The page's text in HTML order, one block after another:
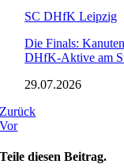
SC DHfK Leipzig
Die Finals:
DHfK-Aktive am
29.07.2026
Zurück
Vor
Teile diesen Beitrag.